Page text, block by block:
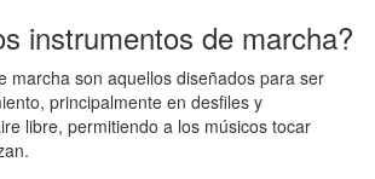
instrumentos de marcha?
marcha son aquellos diseñados para ser
principalmente en desfiles y
libre, permitiendo a los músicos tocar